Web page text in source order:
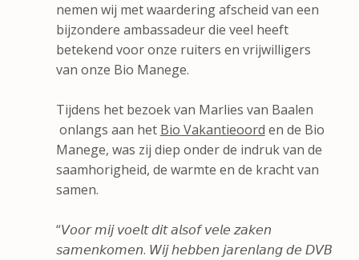
nemen wij met waardering afscheid van een
bijzondere ambassadeur die veel heeft
betekend voor onze ruiters en vrijwilligers
van onze Bio Manege.
Tijdens het bezoek van Marlies van Baalen
onlangs aan het Bio Vakantieoord en de Bio
Manege, was zij diep onder de indruk van de
saamhorigheid, de warmte en de kracht van
samen.
“𝘝𝘰𝘰𝘳 𝘮𝘪𝘫 𝘷𝘰𝘦𝘭𝘵 𝘥𝘪𝘵 𝘢𝘭𝘴𝘰𝘧 𝘷𝘦𝘭𝘦 𝘻𝘢𝘬𝘦𝘯
𝘴𝘢𝘮𝘦𝘯𝘬𝘰𝘮𝘦𝘯. 𝘞𝘪𝘫 𝘩𝘦𝘣𝘣𝘦𝘯 𝘫𝘢𝘳𝘦𝘯𝘭𝘢𝘯𝘨 𝘥𝘦 𝘋𝘝𝘉